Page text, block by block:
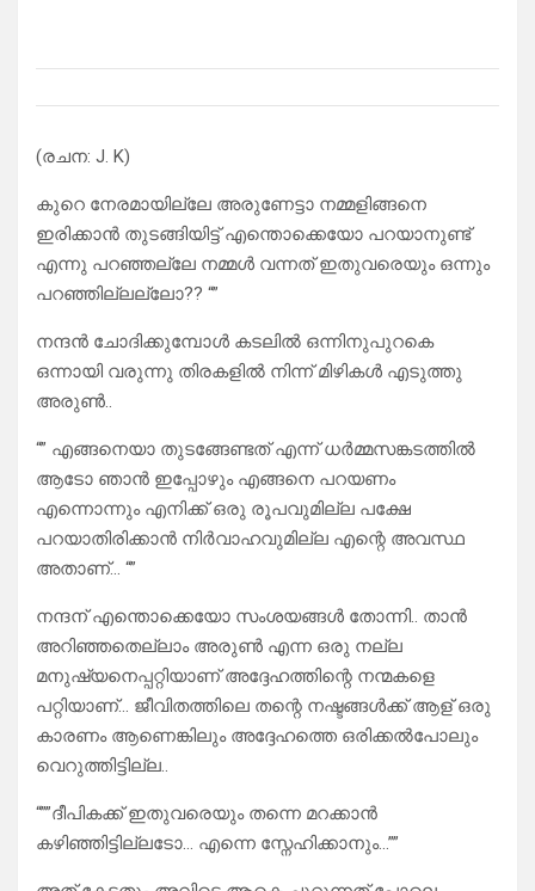
(രചന: J. K)
കുറെ നേരമായില്ലേ അരുണേട്ടാ നമ്മളിങ്ങനെ
ഇരിക്കാൻ തുടങ്ങിയിട്ട് എന്തൊക്കെയോ പറയാനുണ്ട്
എന്നു പറഞ്ഞല്ലേ നമ്മൾ വന്നത് ഇതുവരെയും ഒന്നും
പറഞ്ഞില്ലല്ലോ?? “”
നന്ദൻ ചോദിക്കുമ്പോൾ കടലിൽ ഒന്നിനുപുറകെ
ഒന്നായി വരുന്നു തിരകളിൽ നിന്ന് മിഴികൾ എടുത്തു
അരുൺ..
“” എങ്ങനെയാ തുടങ്ങേണ്ടത് എന്ന് ധർമ്മസങ്കടത്തിൽ
ആടോ ഞാൻ ഇപ്പോഴും എങ്ങനെ പറയണം
എന്നൊന്നും എനിക്ക് ഒരു രൂപവുമില്ല പക്ഷേ
പറയാതിരിക്കാൻ നിർവാഹവുമില്ല എന്റെ അവസ്ഥ
അതാണ്… “”
നന്ദന് എന്തൊക്കെയോ സംശയങ്ങൾ തോന്നി.. താൻ
അറിഞ്ഞതെല്ലാം അരുൺ എന്ന ഒരു നല്ല
മനുഷ്യനെപ്പറ്റിയാണ് അദ്ദേഹത്തിന്റെ നന്മകളെ
പറ്റിയാണ്… ജീവിതത്തിലെ തന്റെ നഷ്ടങ്ങൾക്ക് ആള് ഒരു
കാരണം ആണെങ്കിലും അദ്ദേഹത്തെ ഒരിക്കൽപോലും
വെറുത്തിട്ടില്ല..
“””ദീപികക്ക് ഇതുവരെയും തന്നെ മറക്കാൻ
കഴിഞ്ഞിട്ടില്ലടോ… എന്നെ സ്നേഹിക്കാനും…””